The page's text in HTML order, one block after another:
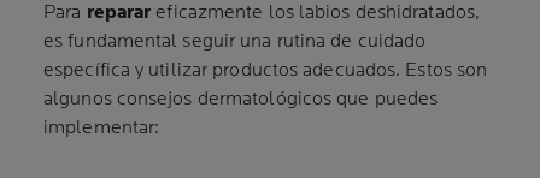
Para reparar eficazmente los labios deshidratados,
es fundamental seguir una rutina de cuidado
específica y utilizar productos adecuados. Estos son
algunos consejos dermatológicos que puedes
implementar: